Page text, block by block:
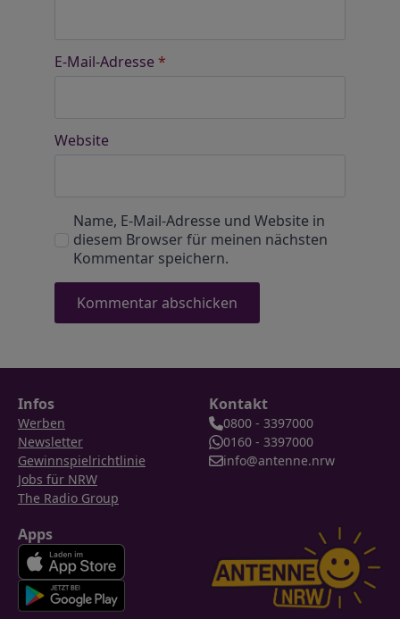
E-Mail-Adresse *
Website
Name, E-Mail-Adresse und Website in
diesem Browser für meinen nächsten
Kommentar speichern.
Infos
Werben
Newsletter
Gewinnspielrichtlinie
Jobs für NRW
The Radio Group
Kontakt
0800 - 3397000
0160 - 3397000
info@antenne.nrw
Apps